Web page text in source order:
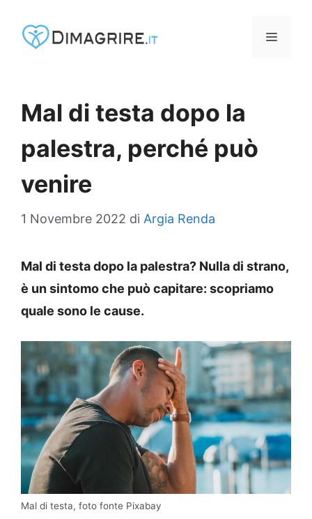
MENU
Mal di testa dopo la
palestra, perché può
venire
1 Novembre 2022 di Argia Renda
Mal di testa dopo la palestra? Nulla di strano,
è un sintomo che può capitare: scopriamo
quale sono le cause.
Mal di testa, foto fonte Pixabay